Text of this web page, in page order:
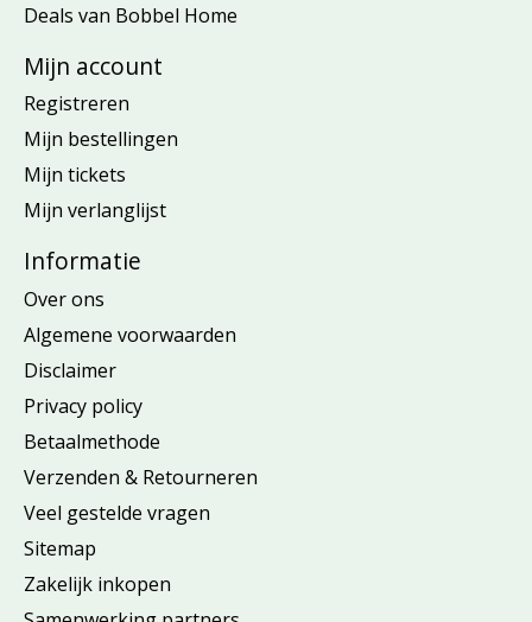
Deals van Bobbel Home
Mijn account
Registreren
Mijn bestellingen
Mijn tickets
Mijn verlanglijst
Informatie
Over ons
Algemene voorwaarden
Disclaimer
Privacy policy
Betaalmethode
Verzenden & Retourneren
Veel gestelde vragen
Sitemap
Zakelijk inkopen